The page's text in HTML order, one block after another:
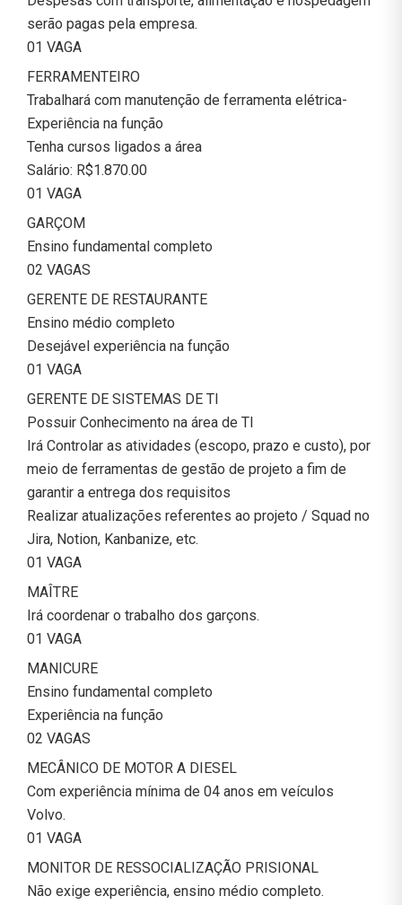
serão pagas pela empresa.
01 VAGA
FERRAMENTEIRO
Trabalhará com manutenção de ferramenta elétrica-
Experiência na função
Tenha cursos ligados a área
Salário: R$1.870.00
01 VAGA
GARÇOM
Ensino fundamental completo
02 VAGAS
GERENTE DE RESTAURANTE
Ensino médio completo
Desejável experiência na função
01 VAGA
GERENTE DE SISTEMAS DE TI
Possuir Conhecimento na área de TI
Irá Controlar as atividades (escopo, prazo e custo), por
meio de ferramentas de gestão de projeto a fim de
garantir a entrega dos requisitos
Realizar atualizações referentes ao projeto / Squad no
Jira, Notion, Kanbanize, etc.
01 VAGA
MAÎTRE
Irá coordenar o trabalho dos garçons.
01 VAGA
MANICURE
Ensino fundamental completo
Experiência na função
02 VAGAS
MECÂNICO DE MOTOR A DIESEL
Com experiência mínima de 04 anos em veículos
Volvo.
01 VAGA
MONITOR DE RESSOCIALIZAÇÃO PRISIONAL
Não exige experiência, ensino médio completo.